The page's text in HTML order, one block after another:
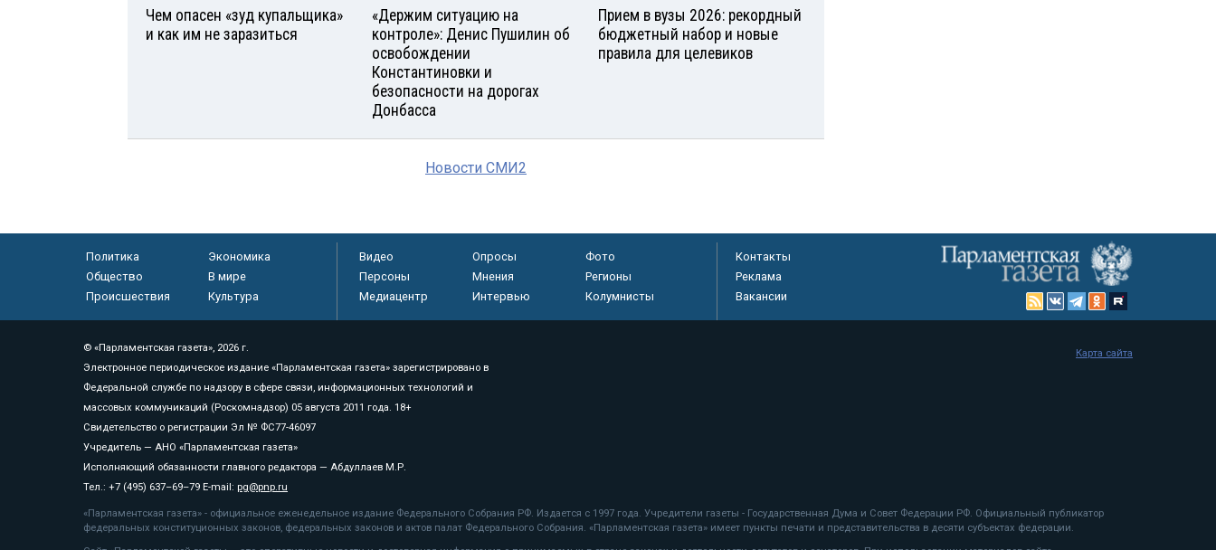
Чем опасен «зуд купальщика»
и как им не заразиться
«Держим ситуацию на
контроле»: Денис Пушилин об
освобождении
Константиновки и
безопасности на дорогах
Донбасса
Прием в вузы 2026: рекордный
бюджетный набор и новые
правила для целевиков
Новости СМИ2
Политика
Экономика
Общество
В мире
Происшествия
Культура
Видео Опросы
Фото
Персоны
Мнения
Регионы
Медиацентр
Интервью Колумнисты
Контакты
Реклама
Вакансии
© «Парламентская газета», 2026 г.
Электронное периодическое издание «Парламентская газета» зарегистрировано в
Федеральной службе по надзору в сфере связи, информационных технологий и
массовых коммуникаций (Роскомнадзор) 05 августа 2011 года. 18+
Свидетельство о регистрации Эл № ФС77-46097
Учредитель — АНО «Парламентская газета»
Исполняющий обязанности главного редактора — Абдуллаев М.Р.
Тел.: +7 (495) 637–69–79 E-mail: pg@pnp.ru
«Парламентская газета» - официальное еженедельное издание Федерального Собрания РФ. Издается с 1997 года. Учредители газеты - Государственная Дума и Совет Федерации РФ. Официальный публикатор
федеральных конституционных законов, федеральных законов и актов палат Федерального Собрания. «Парламентская газета» имеет пункты печати и представительства в десяти субъектах федерации.
Карта сайта